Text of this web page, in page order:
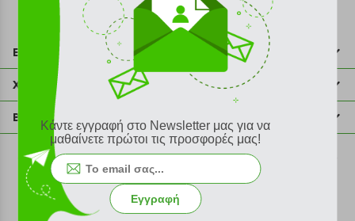
Επικοινωνία
211 2000 700
info@plus4u.gr
Χρήσιμες πληροφορίες
Η εταιρία
Σημεία παραλαβής
Ευκαιρίες καριέρας
Όροι χρήσης
Sitemap
Βοήθεια
Εξέλιξη παραγγελίας
Τρόποι παραγγελίας
Τρόποι πληρωμής
Τρόποι αποστολής
©2026 Plus4u.gr
Κάντε εγγραφή στο Newsletter μας για να
μαθαίνετε πρώτοι τις προσφορές μας!
Εγγραφή